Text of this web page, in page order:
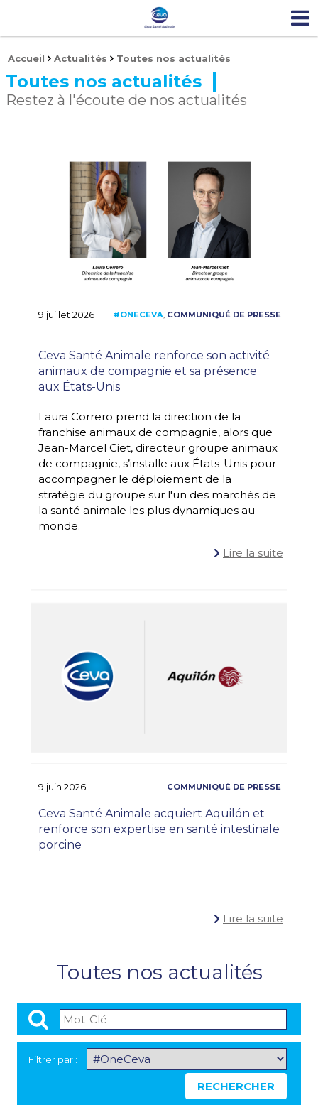
Accueil Actualités Toutes nos actualités
Toutes nos actualités
Restez à l'écoute de nos actualités
9 juillet 2026
#ONECEVA,
Ceva Santé Animale renforce son activité
animaux de compagnie et sa présence
aux États-Unis
Laura Correro prend la direction de la
franchise animaux de compagnie, alors que
Jean-Marcel Ciet, directeur groupe animaux
de compagnie, s’installe aux États-Unis pour
accompagner le déploiement de la
stratégie du groupe sur l'un des marchés de
la santé animale les plus dynamiques au
monde.
Lire la suite
9 juin 2026
Ceva Santé Animale acquiert Aquilón et
renforce son expertise en santé intestinale
porcine
Lire la suite
Toutes nos actualités
Filtrer par :
RECHERCHER